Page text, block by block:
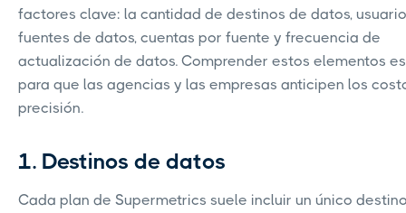
factores clave: la cantidad de destinos de datos,
fuentes de datos, cuentas por fuente y frecuencia de
actualización de datos. Comprender estos elementos
para que las agencias y las empresas anticipen los
precisión.
1. Destinos de datos
Cada plan de Supermetrics suele incluir un único